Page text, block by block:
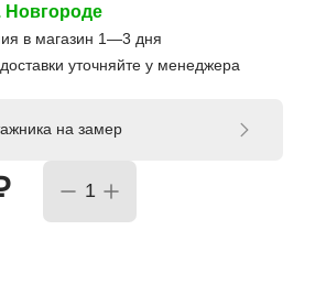
Новгороде
в магазин 1—3 дня
уточняйте у менеджера
на замер